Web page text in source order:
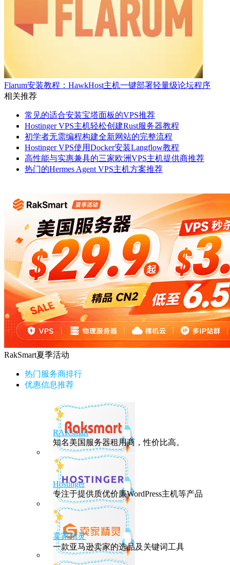
Flarum安装教程：HawkHost主机一键部署轻量级论坛程序
相关推荐
常见的适合安装宝塔面板的VPS推荐
Hostinger VPS主机轻松创建Rust服务器教程
初学者无需编程构建全新网站的完整流程
Hostinger VPS使用Docker安装Langflow教程
高性能与实惠兼具的三家欧洲VPS主机提供商推荐
热门的Hermes Agent VPS主机方案推荐
RakSmart夏季活动
热门服务商排行
优惠信息推荐
RAKsmart
知名美国服务器租用商，性价比高。
Hostinger
专注于提供质优价廉WordPress主机等产品
卖家精灵
一款亚马逊卖家的选品及关键词工具